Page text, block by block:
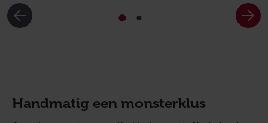
Ga
Ga
Handmatig een monsterklus